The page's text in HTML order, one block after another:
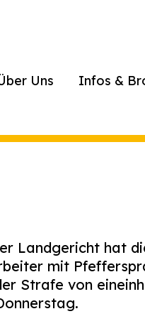
Uns Infos &
Landgericht hat
mit
Strafe von